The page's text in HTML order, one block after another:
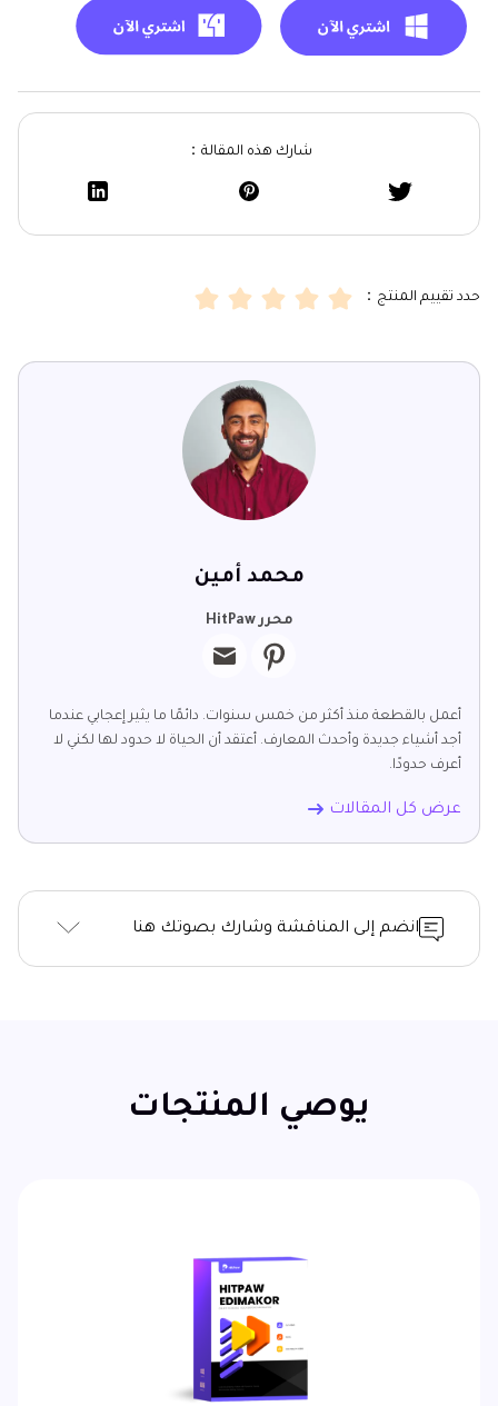
شارك هذه المقالة：
حدد تقييم المنتج：
محمد أمين
محرر HitPaw
أعمل بالقطعة منذ أكثر من خمس سنوات. دائمًا ما يثير إعجابي عندما
أجد أشياء جديدة وأحدث المعارف. أعتقد أن الحياة لا حدود لها لكني لا
أعرف حدودًا.
عرض كل المقالات
انضم إلى المناقشة وشارك بصوتك هنا
يوصي المنتجات